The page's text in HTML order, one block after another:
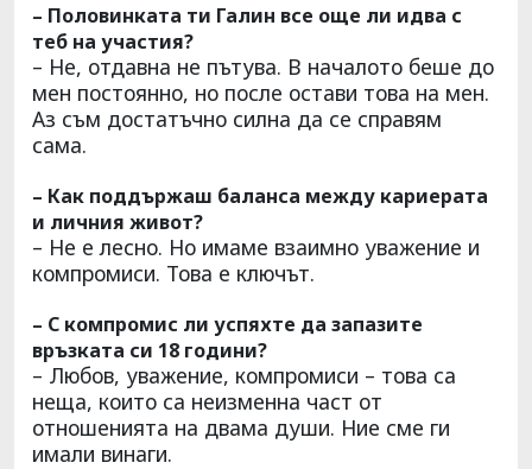
– Половинката ти Галин все още ли идва с
теб на участия?
– Не, отдавна не пътува. В началото беше до
мен постоянно, но после остави това на мен.
Аз съм достатъчно силна да се справям
сама.
– Как поддържаш баланса между кариерата
и личния живот?
– Не е лесно. Но имаме взаимно уважение и
компромиси. Това е ключът.
– С компромис ли успяхте да запазите
връзката си 18 години?
– Любов, уважение, компромиси – това са
неща, които са неизменна част от
отношенията на двама души. Ние сме ги
имали винаги.